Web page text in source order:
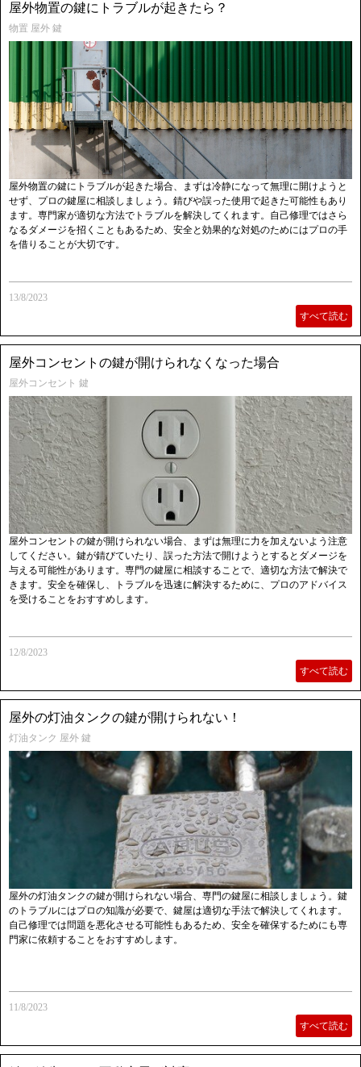
屋外物置の鍵にトラブルが起きたら？
物置 屋外 鍵
屋外物置の鍵にトラブルが起きた場合、まずは冷静になって無理に開けようと
せず、プロの鍵屋に相談しましょう。錆びや誤った使用で起きた可能性もあり
ます。専門家が適切な方法でトラブルを解決してくれます。自己修理ではさら
なるダメージを招くこともあるため、安全と効果的な対処のためにはプロの手
を借りることが大切です。
13/8/2023
すべて読む
屋外コンセントの鍵が開けられなくなった場合
屋外コンセント 鍵
屋外コンセントの鍵が開けられない場合、まずは無理に力を加えないよう注意
してください。鍵が錆びていたり、誤った方法で開けようとするとダメージを
与える可能性があります。専門の鍵屋に相談することで、適切な方法で解決で
きます。安全を確保し、トラブルを迅速に解決するために、プロのアドバイス
を受けることをおすすめします。
12/8/2023
すべて読む
屋外の灯油タンクの鍵が開けられない！
灯油タンク 屋外 鍵
屋外の灯油タンクの鍵が開けられない場合、専門の鍵屋に相談しましょう。鍵
のトラブルにはプロの知識が必要で、鍵屋は適切な手法で解決してくれます。
自己修理では問題を悪化させる可能性もあるため、安全を確保するためにも専
門家に依頼することをおすすめします。
11/8/2023
すべて読む